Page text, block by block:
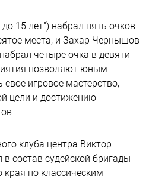
15 лет") набрал пять очков
места, и Захар Чернышов
четыре очка в девяти
позволяют юным
игровое мастерство,
цели и достижению
клуба центра Виктор
состав судейской бригады
края по классическим